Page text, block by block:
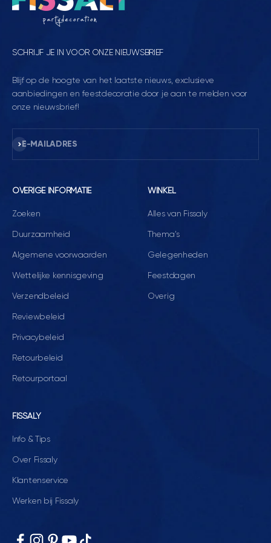
SCHRIJF JE IN VOOR ONZE NIEUWSBRIEF
Blijf op de hoogte van het laatste nieuws, exclusieve
aanbiedingen en feestdecoratie door je aan te melden voor
onze nieuwsbrief!
E-MAILADRES
Abonneren
OVERIGE INFORMATIE
Zoeken
Duurzaamheid
Algemene voorwaarden
Wettelijke kennisgeving
Verzendbeleid
Reviewbeleid
Privacybeleid
Retourbeleid
Retourportaal
WINKEL
Alles van Fissaly
Thema's
Gelegenheden
Feestdagen
Overig
FISSALY
Info & Tips
Over Fissaly
Klantenservice
Werken bij Fissaly